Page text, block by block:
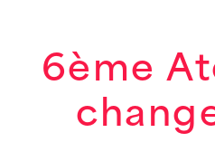
6ème